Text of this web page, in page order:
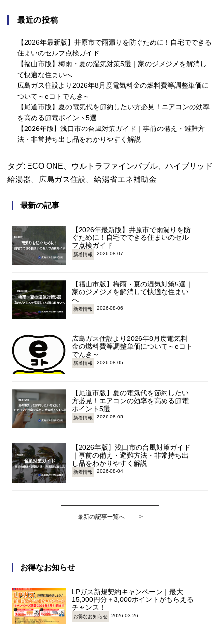
最近の投稿
【2026年最新版】井原市で雨漏りを防ぐために！自宅でできる
住まいのセルフ点検ガイド
【福山市版】梅雨・夏の湿気対策5選｜家のジメジメを解消し
て快適な住まいへ
広島ガス住設より2026年8月度電気料金の燃料費等調整単価に
ついて～eコトでんき～
【尾道市版】夏の電気代を節約したい方必見！エアコンの効率
を高める節電ポイント5選
【2026年版】浅口市の台風対策ガイド｜事前の備え・避難方
法・非常持ち出し品をわかりやすく解説
タグ: ECO ONE ウルトラファインバブル
ハイブリッド
給湯器
広島ガス住設 給湯省エネ補助金
最新の記事
【2026年最新版】井原市で雨漏りを防
ぐために！自宅でできる住まいのセル
フ点検ガイド
新着情報 2026-08-07
【福山市版】梅雨・夏の湿気対策5選｜
家のジメジメを解消して快適な住まい
へ
新着情報 2026-08-06
広島ガス住設より2026年8月度電気料
金の燃料費等調整単価について～eコト
でんき～
新着情報 2026-08-05
【尾道市版】夏の電気代を節約したい
方必見！エアコンの効率を高める節電
ポイント5選
新着情報 2026-08-05
【2026年版】浅口市の台風対策ガイド
｜事前の備え・避難方法・非常持ち出
し品をわかりやすく解説
新着情報 2026-08-04
最新の記事一覧へ >
お得なお知らせ
LPガス新規契約キャンペーン｜最大
15,000円分＋3,000ポイントがもらえる
チャンス！
お得なお知らせ 2026-03-26